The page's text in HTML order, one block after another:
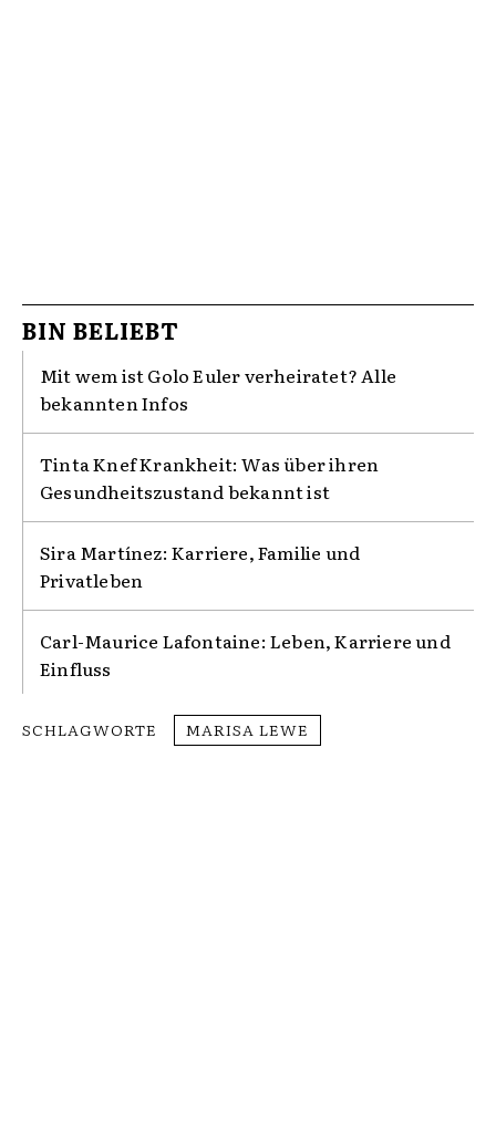
BIN BELIEBT
Mit wem ist Golo Euler verheiratet? Alle
bekannten Infos
Tinta Knef Krankheit: Was über ihren
Gesundheitszustand bekannt ist
Sira Martínez: Karriere, Familie und
Privatleben
Carl-Maurice Lafontaine: Leben, Karriere und
Einfluss
SCHLAGWORTE MARISA LEWE